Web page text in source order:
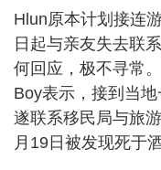
Hlun原本计划接连
日起与亲友失去联
何回应，极不寻常
Boy表示，接到当
遂联系移民局与旅
月19日被发现死于